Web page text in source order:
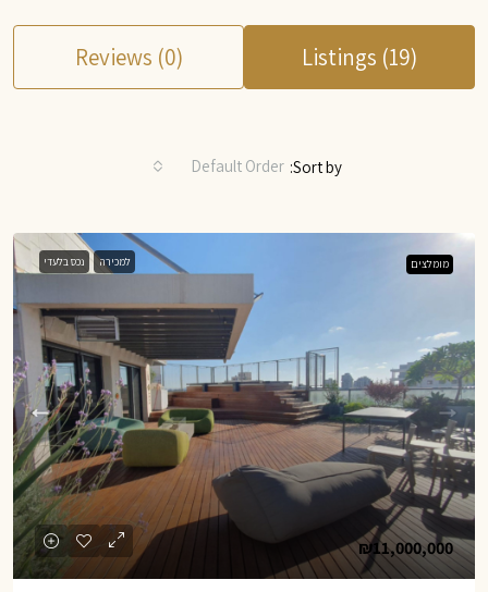
Listings (19)
Reviews (0)
Sort by:
Default Order
מומלצים למכירה נכס בלעדי
₪11,000,000